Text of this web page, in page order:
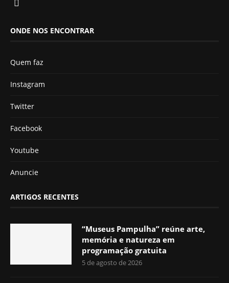
ONDE NOS ENCONTRAR
Quem faz
Instagram
Twitter
Facebook
Youtube
Anuncie
ARTIGOS RECENTES
“Museus Pampulha” reúne arte,
memória e natureza em
programação gratuita
5 de agosto de 2026